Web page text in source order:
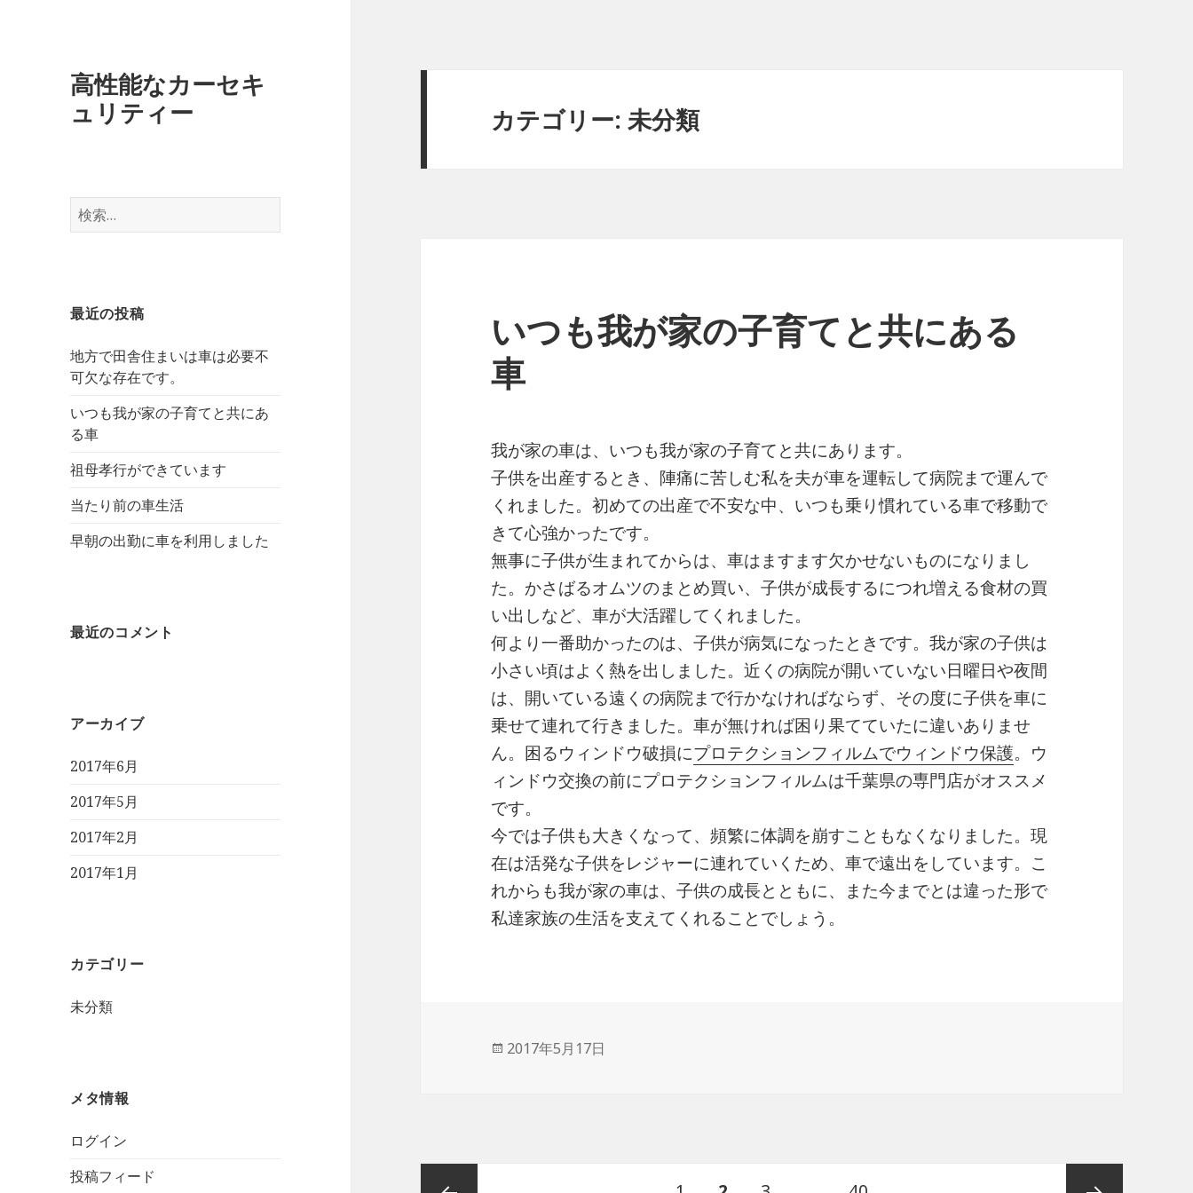
高性能なカーセキ
ュリティー
検
索
最近の投稿
地方で田舎住まいは車は必要不
可欠な存在です。
いつも我が家の子育てと共にあ
る車
祖母孝行ができています
当たり前の車生活
早朝の出勤に車を利用しました
最近のコメント
アーカイブ
2017年6月
2017年5月
2017年2月
2017年1月
カテゴリー
未分類
メタ情報
ログイン
投稿フィード
カテゴリー:未分類
いつも我が家の子育てと共にある
車
我が家の車は、いつも我が家の子育てと共にあります。
子供を出産するとき、陣痛に苦しむ私を夫が車を運転して病院まで運んで
くれました。初めての出産で不安な中、いつも乗り慣れている車で移動で
きて心強かったです。
無事に子供が生まれてからは、車はますます欠かせないものになりまし
た。かさばるオムツのまとめ買い、子供が成長するにつれ増える食材の買
い出しなど、車が大活躍してくれました。
何より一番助かったのは、子供が病気になったときです。我が家の子供は
小さい頃はよく熱を出しました。近くの病院が開いていない日曜日や夜間
は、開いている遠くの病院まで行かなければならず、その度に子供を車に
乗せて連れて行きました。車が無ければ困り果てていたに違いありませ
ん。困るウィンドウ破損にプロテクションフィルムでウィンドウ保護。ウ
ィンドウ交換の前にプロテクションフィルムは千葉県の専門店がオススメ
です。
今では子供も大きくなって、頻繁に体調を崩すこともなくなりました。現
在は活発な子供をレジャーに連れていくため、車で遠出をしています。こ
れからも我が家の車は、子供の成長とともに、また今までとは違った形で
私達家族の生活を支えてくれることでしょう。
投
2017年5月17日